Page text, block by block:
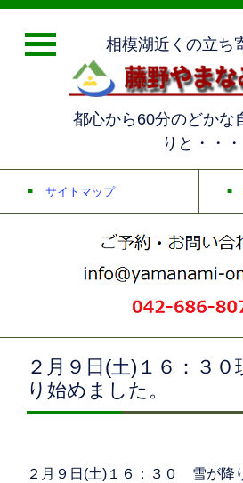
相模湖近くの立ち
都心から60分のどかな
りと・・・
サイトマップ
２月９日(土)１６：３
り始めました。
２月９日(土)１６：３０ 雪が降